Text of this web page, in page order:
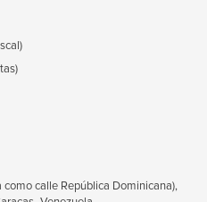
calle República Dominicana),